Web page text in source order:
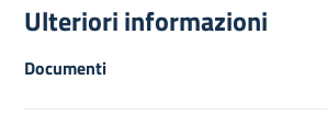
Ulteriori informazioni
Documenti